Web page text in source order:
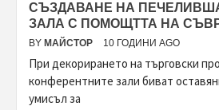
СЪЗДАВАНЕ НА
ЗАЛА С ПОМОЩТТА НА
BY МАЙСТОР 10 ГОДИНИ AGO
При декорирането на търговски
конферентните зали биват
умисъл за